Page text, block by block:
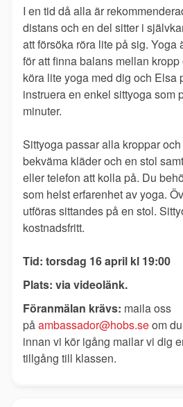
I en tid då alla är
distans och en del sitter i
att försöka röra lite på sig. Yoga
för att finna balans mellan
köra lite yoga med dig och Elsa
instruera en enkel sittyoga som
minuter.
Sittyoga passar alla kroppar
bekväma kläder och en stol
eller telefon att kolla på. Du
som helst erfarenhet av yoga.
utföras sittandes på en stol.
kostnadsfritt.
Tid: torsdag 16 april kl 19:00
Plats: via videolänk.
Föranmälan krävs: maila oss
påambassador@hobs.seom
innan vi kör igång mailar vi dig
tillgång till klassen.